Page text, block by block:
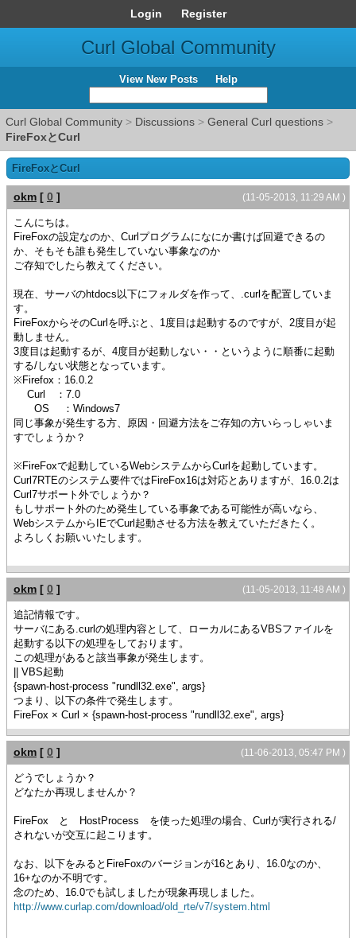
Login Register
Curl Global Community
View New Posts Help
Curl Global Community > Discussions > General Curl questions >
FireFoxとCurl
FireFoxとCurl
(11-05-2013, 11:29 AM )
okm [ 0 ]
こんにちは。
FireFoxの設定なのか、Curlプログラムになにか書けば回避できるの
か、そもそも誰も発生していない事象なのか
ご存知でしたら教えてください。
現在、サーバのhtdocs以下にフォルダを作って、.curlを配置していま
す。
FireFoxからそのCurlを呼ぶと、1度目は起動するのですが、2度目が起
動しません。
3度目は起動するが、4度目が起動しない・・というように順番に起動
する/しない状態となっています。
※Firefox：16.0.2
Curl ：7.0
OS ：Windows7
同じ事象が発生する方、原因・回避方法をご存知の方いらっしゃいま
すでしょうか？
※FireFoxで起動しているWebシステムからCurlを起動しています。
Curl7RTEのシステム要件ではFireFox16は対応とありますが、16.0.2は
Curl7サポート外でしょうか？
もしサポート外のため発生している事象である可能性が高いなら、
WebシステムからIEでCurl起動させる方法を教えていただきたく。
よろしくお願いいたします。
(11-05-2013, 11:48 AM )
okm [ 0 ]
追記情報です。
サーバにある.curlの処理内容として、ローカルにあるVBSファイルを
起動する以下の処理をしております。
この処理があると該当事象が発生します。
|| VBS起動
{spawn-host-process "rundll32.exe", args}
つまり、以下の条件で発生します。
FireFox × Curl × {spawn-host-process "rundll32.exe", args}
(11-06-2013, 05:47 PM )
okm [ 0 ]
どうでしょうか？
どなたか再現しませんか？
FireFox と HostProcess を使った処理の場合、Curlが実行される/
されないが交互に起こります。
なお、以下をみるとFireFoxのバージョンが16とあり、16.0なのか、
16+なのか不明です。
念のため、16.0でも試しましたが現象再現しました。
http://www.curlap.com/download/old_rte/v7/system.html